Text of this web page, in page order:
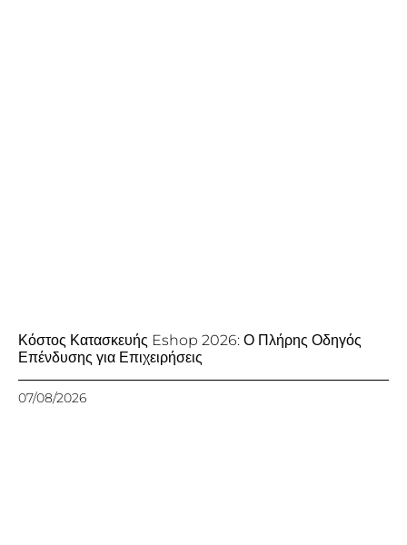
Κόστος Κατασκευής Eshop 2026: Ο Πλήρης Οδηγός
Επένδυσης για Επιχειρήσεις
07/08/2026